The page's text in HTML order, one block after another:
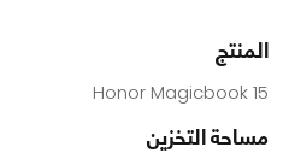
المنتج
Honor Magicbook 15
مساحة التخزين